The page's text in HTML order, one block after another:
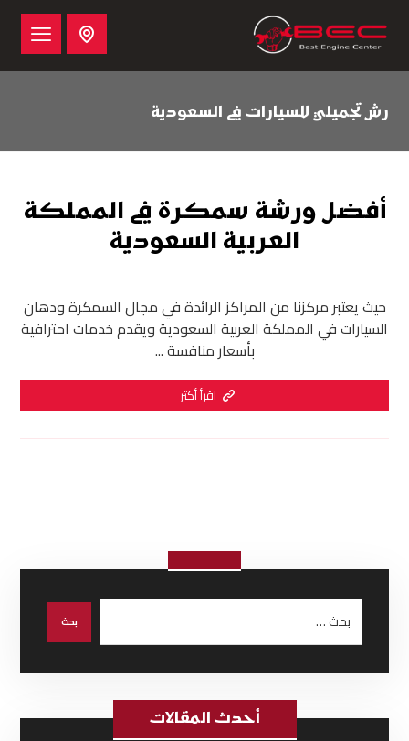
رش تجميلي للسيارات في السعودية
أفضل ورشة سمكرة في المملكة
العربية السعودية
حيث يعتبر مركزنا من المراكز الرائدة في مجال السمكرة ودهان
السيارات في المملكة العربية السعودية ويقدم خدمات احترافية
بأسعار منافسة ...
اقرأ أكثر
أحدث المقالات